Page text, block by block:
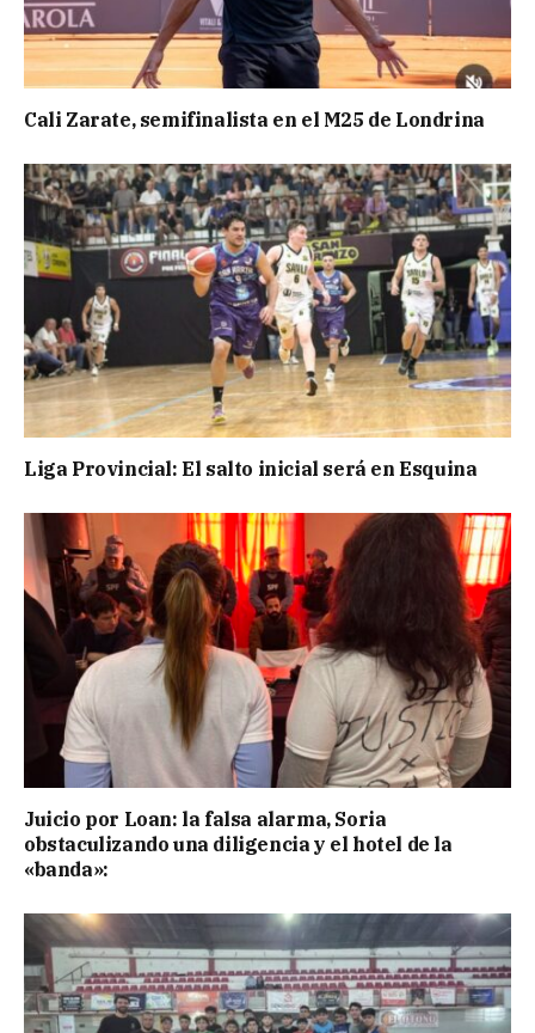
Cali Zarate, semifinalista en el M25 de Londrina
Liga Provincial: El salto inicial será en Esquina
Juicio por Loan: la falsa alarma, Soria
obstaculizando una diligencia y el hotel de la
«banda»: